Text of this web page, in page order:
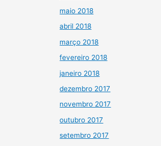
maio 2018
abril 2018
março 2018
fevereiro 2018
janeiro 2018
dezembro 2017
novembro 2017
outubro 2017
setembro 2017